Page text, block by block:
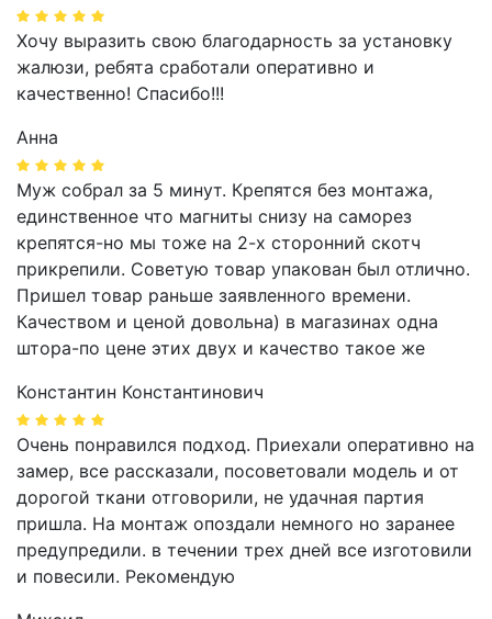
Хочу выразить свою благодарность за установку
жалюзи, ребята сработали оперативно и
качественно! Спасибо!!!
Анна
Муж собрал за 5 минут. Крепятся без монтажа,
единственное что магниты снизу на саморез
крепятся-но мы тоже на 2-х сторонний скотч
прикрепили. Советую товар упакован был отлично.
Пришел товар раньше заявленного времени.
Качеством и ценой довольна) в магазинах одна
штора-по цене этих двух и качество такое же
Константин Константинович
Очень понравился подход. Приехали оперативно на
замер, все рассказали, посоветовали модель и от
дорогой ткани отговорили, не удачная партия
пришла. На монтаж опоздали немного но заранее
предупредили. в течении трех дней все изготовили
и повесили. Рекомендую